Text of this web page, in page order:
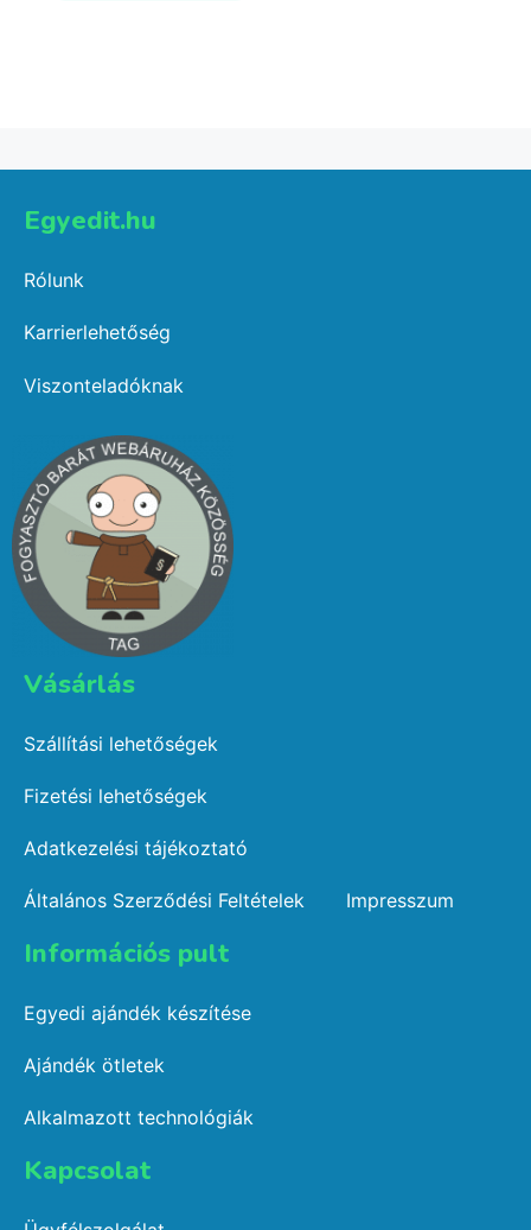
Egyedit.hu
Rólunk
Karrierlehetőség
Viszonteladóknak
Vásárlás​
Szállítási lehetőségek
Fizetési lehetőségek
Adatkezelési tájékoztató
Általános Szerződési Feltételek Impresszum
Információs pult​
Egyedi ajándék készítése
Ajándék ötletek
Alkalmazott technológiák
Kapcsolat​